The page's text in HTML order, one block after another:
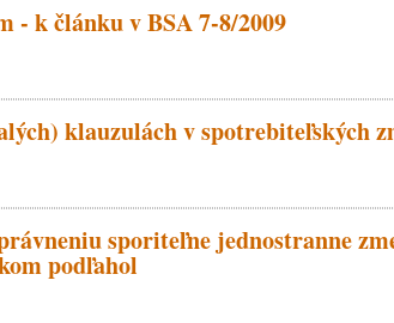
- k článku v BSA 7-8/2009
klauzulách v spotrebiteľských
sporiteľne jednostranne
podľahol